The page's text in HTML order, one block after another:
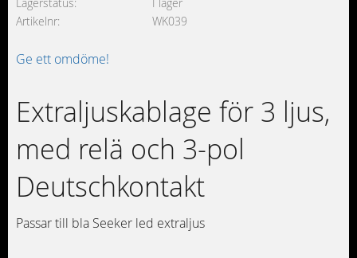
Artikelnr
WK039
Ge ett omdöme!
Extraljuskablage för 3 ljus,
med relä och 3-pol
Deutschkontakt
Passar till bla Seeker led extraljus